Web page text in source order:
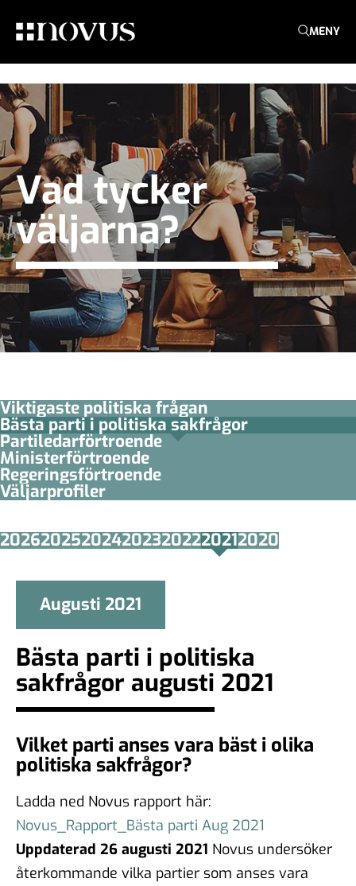
MENY
Vad tycker
väljarna?
Viktigaste politiska frågan
Bästa parti i politiska sakfrågor
Partiledar­förtroende
Minister­­förtroende
Regerings­förtroende
Väljarprofiler
2026202520242023202220212020
Augusti 2021
Bästa parti i politiska
sakfrågor augusti 2021
Vilket parti anses vara bäst i olika
politiska sakfrågor?
Ladda ned Novus rapport här:
Novus_Rapport_Bästa parti Aug 2021
Uppdaterad 26 augusti 2021 Novus undersöker
återkommande vilka partier som anses vara